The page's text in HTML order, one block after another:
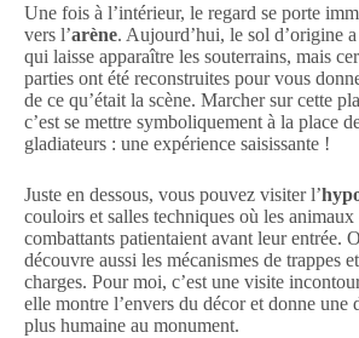
Une fois à l’intérieur, le regard se porte
vers l’arène. Aujourd’hui, le sol d’origine
qui laisse apparaître les souterrains, mais
parties ont été reconstruites pour vous
de ce qu’était la scène. Marcher sur cette
c’est se mettre symboliquement à la place
gladiateurs : une expérience saisissante !
Juste en dessous, vous pouvez visiter l’
couloirs et salles techniques où les animaux
combattants patientaient avant leur entrée.
découvre aussi les mécanismes de trappes
charges. Pour moi, c’est une visite
elle montre l’envers du décor et donne une
plus humaine au monument.